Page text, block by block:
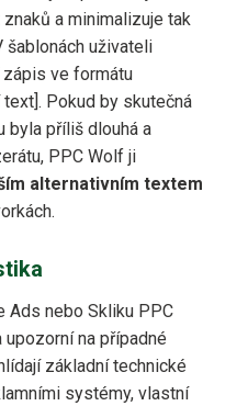
a minimalizuje tak
uživateli
ve formátu
text]. Pokud by skutečná
byla příliš dlouhá a
PPC Wolf ji
alternativním textem
Ads nebo Skliku PPC
na případné
základní technické
systémy, vlastní